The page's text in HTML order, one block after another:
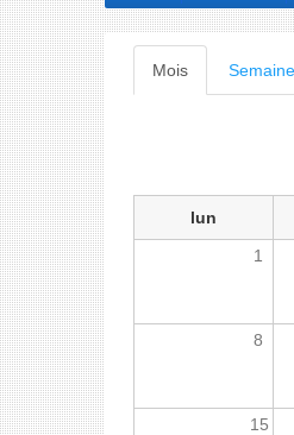
Onglets
principaux
Mois (onglet
actif)
Semaine
lun
1
8
15